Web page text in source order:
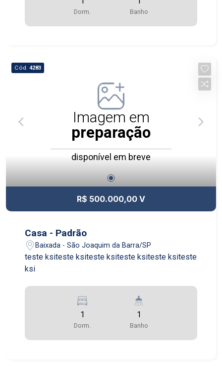
Dorm. Banho
Cód. 4283
Imagem em
preparação
disponível em breve
R$ 500.000,00 V
Casa - Padrão
Baixada - São Joaquim da Barra/SP
teste ksiteste ksiteste ksiteste ksiteste ksiteste
ksi
1
Dorm.
1
Banho